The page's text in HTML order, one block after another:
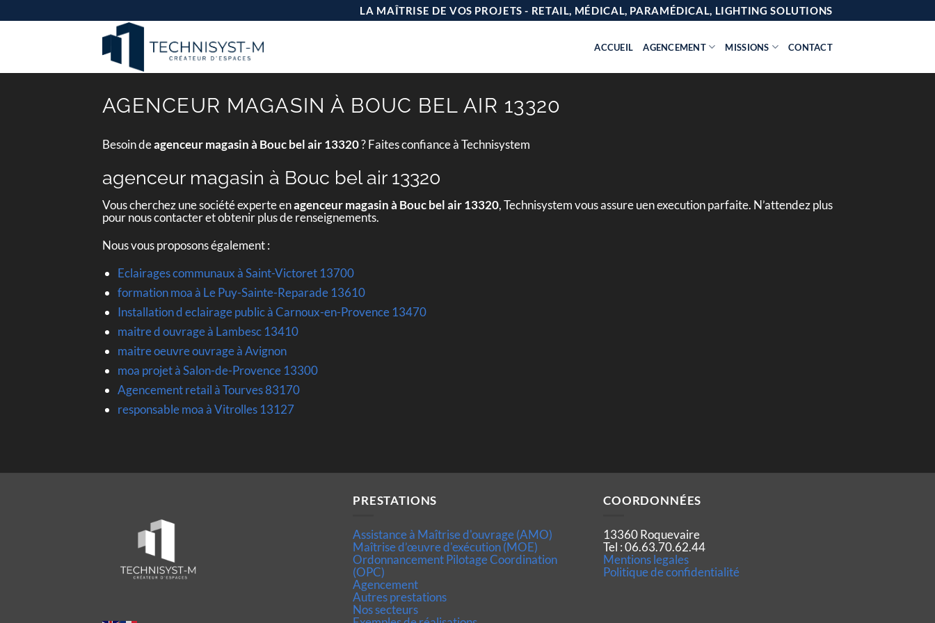
au
LA MAÎTRISE DE VOS PROJETS - RETAIL, MÉDICAL, PARAMÉDICAL, LIGHTING SOLUTIONS
ACCUEIL AGENCEMENT MISSIONS CONTACT
AGENCEUR MAGASIN À BOUC BEL AIR 13320
Besoin deagenceur magasin à Bouc bel air 13320? Faites confiance à Technisystem
agenceur magasin à Bouc bel air 13320
Vous cherchez une société experte enagenceur magasin à Bouc bel air 13320, Technisystem vous assure uen execution parfaite. N’attendez plus
pour nous contacter et obtenir plus de renseignements.
Nous vous proposons également :
Eclairages communaux à Saint-Victoret 13700
formation moa à Le Puy-Sainte-Reparade 13610
Installation d eclairage public à Carnoux-en-Provence 13470
maitre d ouvrage à Lambesc 13410
maitre oeuvre ouvrage à Avignon
moa projet à Salon-de-Provence 13300
Agencement retail à Tourves 83170
responsable moa à Vitrolles 13127
PRESTATIONS
Assistance à Maîtrise d'ouvrage (AMO)
Maîtrise d’œuvre d'exécution (MOE)
Ordonnancement Pilotage Coordination
(OPC)
Agencement
Autres prestations
Nos secteurs
COORDONNÉES
13360 Roquevaire
Tel : 06.63.70.62.44
Mentions legales
Politique de confidentialité